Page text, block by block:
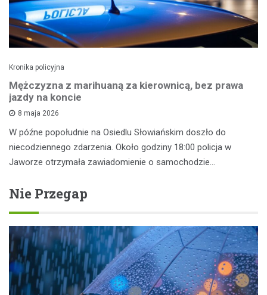
Kronika policyjna
Mężczyzna z marihuaną za kierownicą, bez prawa
jazdy na koncie
8 maja 2026
W późne popołudnie na Osiedlu Słowiańskim doszło do
niecodziennego zdarzenia. Około godziny 18:00 policja w
Jaworze otrzymała zawiadomienie o samochodzie…
Nie Przegap